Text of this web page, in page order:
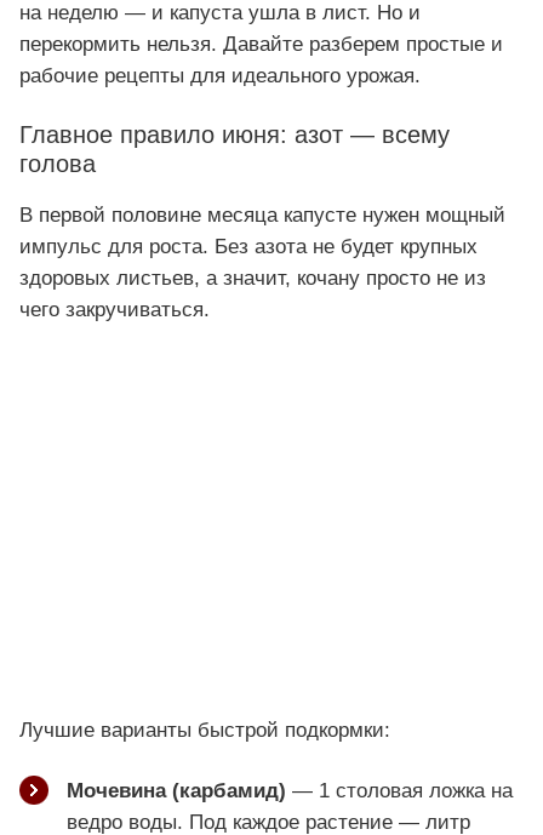
на неделю — и капуста ушла в лист. Но и
перекормить нельзя. Давайте разберем простые и
рабочие рецепты для идеального урожая.
Главное правило июня: азот — всему
голова
В первой половине месяца капусте нужен мощный
импульс для роста. Без азота не будет крупных
здоровых листьев, а значит, кочану просто не из
чего закручиваться.
Лучшие варианты быстрой подкормки:
Мочевина (карбамид) — 1 столовая ложка на
ведро воды. Под каждое растение — литр